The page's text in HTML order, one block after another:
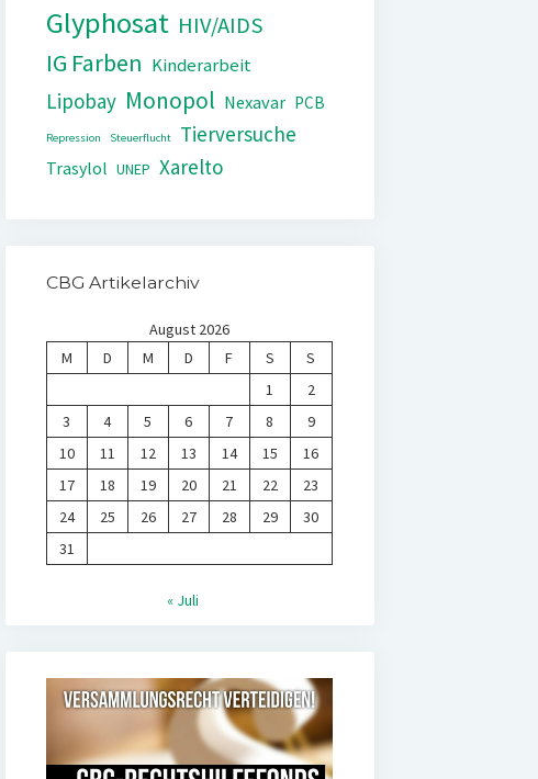
Glyphosat HIV/AIDS
IG Farben Kinderarbeit
Lipobay Monopol Nexavar PCB
Repression Steuerflucht Tierversuche
Trasylol UNEP Xarelto
CBG Artikelarchiv
August 2026
M
D M D F S
S
1
2
3
4 5 6 7 8
9
10
11 12 13 14 15
16
17
18 19 20 21 22
23
24
25 26 27 28 29
30
31
« Juli